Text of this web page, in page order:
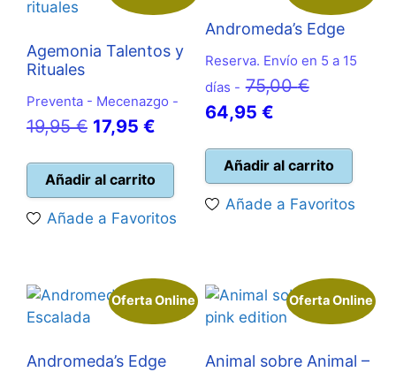
Agemonia Talentos y
Rituales
Preventa - Mecenazgo -
19,95€ El
original
era:
19,95 €.
17,95 €
precio
actual
es:
17,95 €.
Añadir al carrito
Añade a Favoritos
Andromeda’s Edge
Reserva. Envío en 5 a 15
días - 75,00€El
era:
75,00 €.
64,95 €El
actual
es:
64,95 €.
Añadir al carrito
Añade a Favoritos
Oferta Online
Andromeda’s Edge
Oferta Online
Animal sobre Animal –